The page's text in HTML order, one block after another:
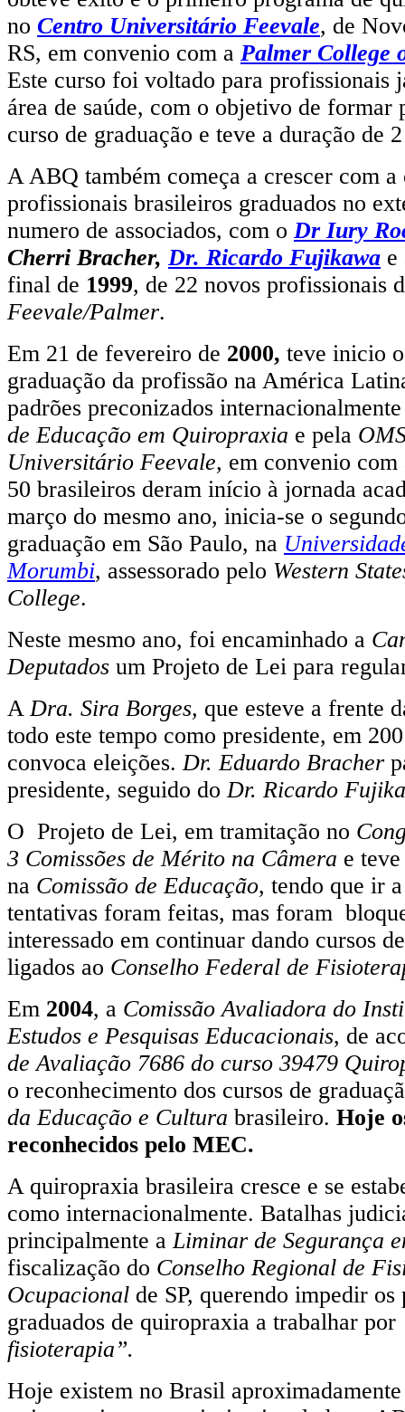
no Centro Universitário Feevale, de
RS, em convenio com a Palmer College
Este curso foi voltado para profissionais
área de saúde, com o objetivo de formar
curso de graduação e teve a duração de
A ABQ também começa a crescer com a
profissionais brasileiros graduados no
numero de associados, com o Dr Iury
Cherri Bracher, Dr. Ricardo Fujikawa e
final de 1999, de 22 novos profissionais
Feevale/Palmer.
Em 21 de fevereiro de 2000, teve inicio
graduação da profissão na América
padrões preconizados
de Educação em Quiropraxia e pela
Universitário Feevale, em convenio
50 brasileiros deram início à jornada
março do mesmo ano, inicia-se o
graduação em São Paulo, na
Morumbi, assessorado pelo Western
College.
Neste mesmo ano, foi encaminhado a
Deputados um Projeto de Lei para
A Dra. Sira Borges, que esteve a frente
todo este tempo como presidente, em
convoca eleições. Dr. Eduardo Bracher
presidente, seguido do Dr. Ricardo
O Projeto de Lei, em tramitação no
3 Comissões de Mérito na Câmera e
na Comissão de Educação, tendo que ir
tentativas foram feitas, mas foram
interessado em continuar dando cursos
ligados ao Conselho Federal de
Em 2004, a Comissão Avaliadora do
Estudos e Pesquisas Educacionais, de
de Avaliação 7686 do curso 39479
o reconhecimento dos cursos de
da Educação e Cultura brasileiro. Hoje
reconhecidos pelo MEC.
A quiropraxia brasileira cresce e se
como internacionalmente. Batalhas
principalmente a Liminar de Segurança
fiscalização do Conselho Regional de
Ocupacional de SP, querendo impedir
graduados de quiropraxia a trabalhar por
fisioterapia”.
Hoje existem no Brasil